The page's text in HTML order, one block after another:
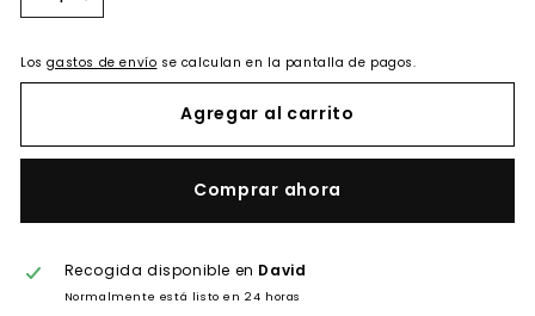
Losgastos de envío se calculan en la pantalla de pagos.
Agregar al carrito
Comprar ahora
Recogida disponible en David
Normalmente está listo en 24 horas